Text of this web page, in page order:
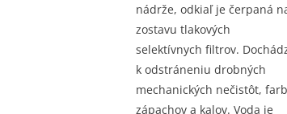
nádrže, odkiaľ je čerpaná
zostavu tlakových
selektívnych filtrov.
k odstráneniu drobných
mechanických nečistôt,
zápachov a kalov. Voda je